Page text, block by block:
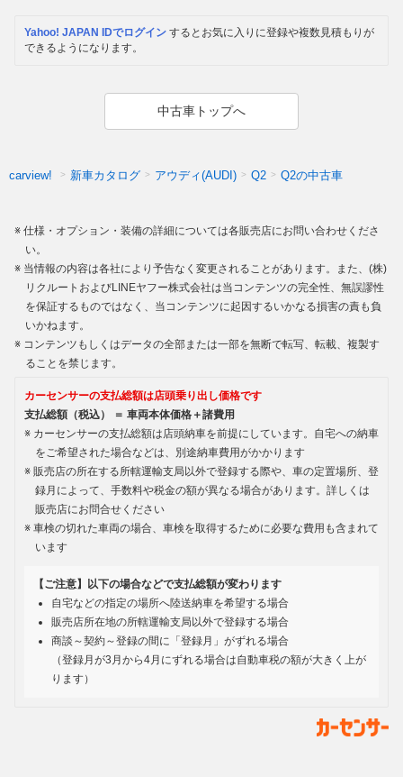
Yahoo! JAPAN IDでログイン するとお気に入りに登録や複数見積もりが
できるようになります。
中古車トップへ
carview! 新車カタログ アウディ(AUDI) Q2 Q2の中古車
仕様・オプション・装備の詳細については各販売店にお問い合わせくださ
い。
当情報の内容は各社により予告なく変更されることがあります。また、(株)
リクルートおよびLINEヤフー株式会社は当コンテンツの完全性、無誤謬性
を保証するものではなく、当コンテンツに起因するいかなる損害の責も負
いかねます。
コンテンツもしくはデータの全部または一部を無断で転写、転載、複製す
ることを禁じます。
カーセンサーの支払総額は店頭乗り出し価格です
支払総額（税込） ＝ 車両本体価格＋諸費用
カーセンサーの支払総額は店頭納車を前提にしています。自宅への納車
をご希望された場合などは、別途納車費用がかかります
販売店の所在する所轄運輸支局以外で登録する際や、車の定置場所、登
録月によって、手数料や税金の額が異なる場合があります。詳しくは
販売店にお問合せください
車検の切れた車両の場合、車検を取得するために必要な費用も含まれて
います
【ご注意】以下の場合などで支払総額が変わります
自宅などの指定の場所へ陸送納車を希望する場合
販売店所在地の所轄運輸支局以外で登録する場合
商談～契約～登録の間に「登録月」がずれる場合
（登録月が3月から4月にずれる場合は自動車税の額が大きく上が
ります）